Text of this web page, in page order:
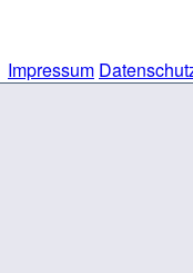
Impressum